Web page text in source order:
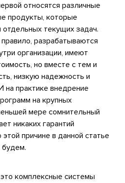
относятся различные
продукты, которые
текущих задач.
разрабатываются
организации, имеют
но вместе с тем и
низкую надежность и
на практике внедрение
на крупных
мере сомнительный
никаких гарантий
причине в данной статье
будем.
комплексные системы